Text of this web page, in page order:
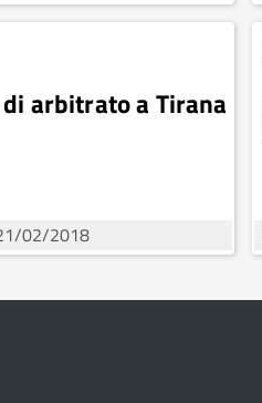
arbitrato a Tirana
02/2018